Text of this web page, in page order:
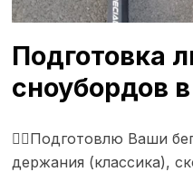
Подготовка
сноубордов
👍🏼Подготовлю Ваши
дeржaния (классикa),